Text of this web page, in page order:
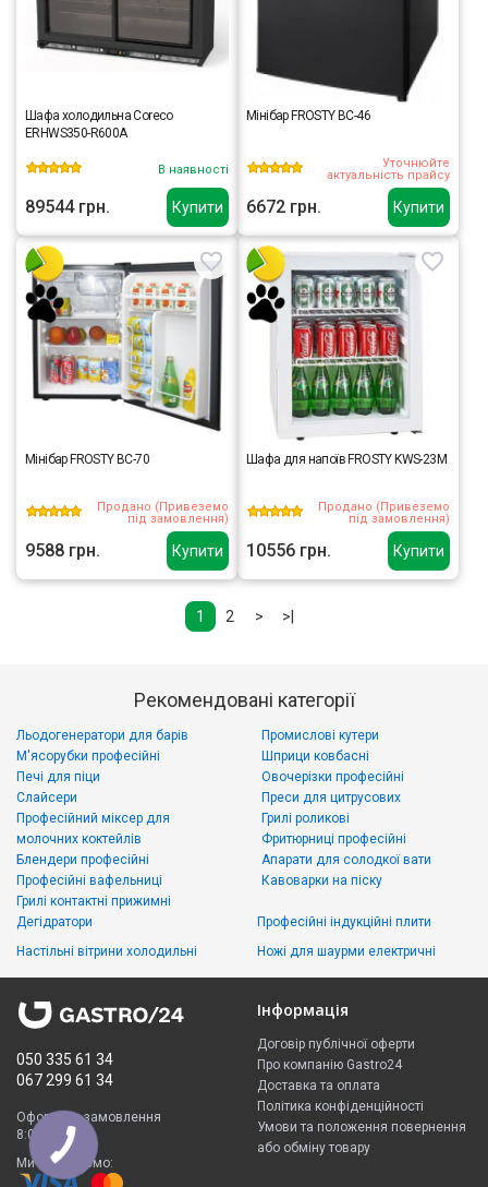
Купити
Шафа холодильна Coreco
ERHWS350-R600A
В наявності
89544 грн. Купити
Мінібар FROSTY BC-46
Уточнюйте
актуальність прайсу
6672 грн.
Купити
Мінібар FROSTY BC-70
Продано (Привеземо
під замовлення)
9588 грн. Купити
Шафа для напоїв FROSTY KWS-23M
Продано (Привеземо
під замовлення)
10556 грн.
1 2 > >|
Рекомендовані категорії
Льодогенератори для барів
М'ясорубки професійні
Печі для піци
Слайсери
Промислові кутери
Шприци ковбасні
Овочерізки професійні
Преси для цитрусових
Професійний міксер для
молочних коктейлів
Блендери професійні
Професійні вафельниці
Грилі контактні прижимні
Грилі роликові
Фритюрниці професійні
Апарати для солодкої вати
Кавоварки на піску
Дегідратори
Настільні вітрини холодильні
Професійні індукційні плити
Ножі для шаурми електричні
050 335 61 34
067 299 61 34
Оформити замовлення
8:00 - 23:00
Ми приймаємо:
Інформація
Договір публічної оферти
Про компанію Gastro24
Доставка та оплата
Політика конфіденційності
Умови та положення повернення
або обміну товару